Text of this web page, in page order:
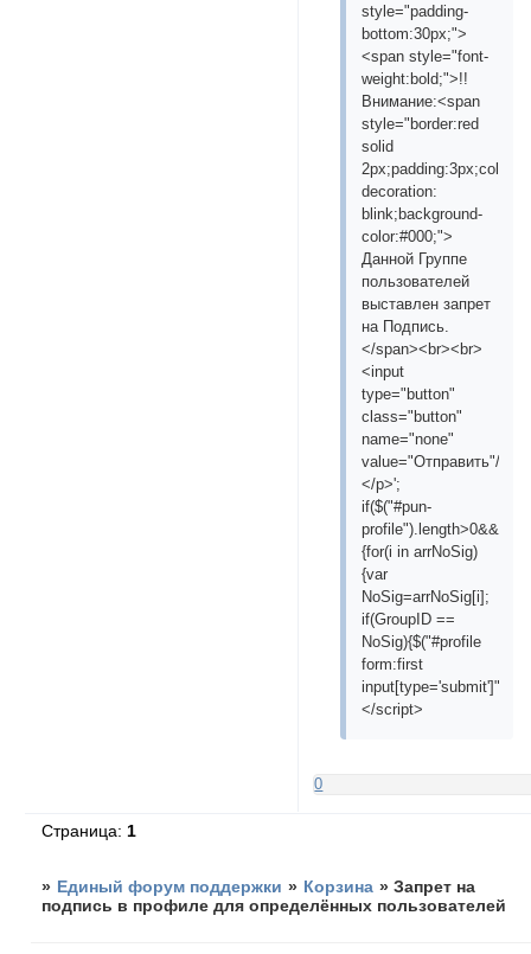
style="padding-
bottom:30px;">
<span style="font-
weight:bold;">!!
Внимание:<span
style="border:red
solid
decoration:
blink;background-
color:#000;">
Данной Группе
пользователей
выставлен запрет
на Подпись.
</span><br><br>
<input
type="button"
class="button"
name="none"
value="Отправить"/>
</p>';
if($("#pun-
{for(i in arrNoSig)
{var
NoSig=arrNoSig[i];
if(GroupID ==
NoSig){$("#profile
form:first
</script>
0
Страница: 1
» Единый форум поддержки » Корзина »Запрет на
подпись в профиле для определённых пользователей